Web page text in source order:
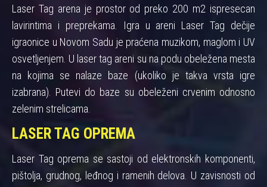
Laser Tag arena je prostor od preko 200 m2 ispresecan
lavirintima i preprekama. Igra u areni Laser Tag dečije
igraonice u Novom Sadu je praćena muzikom, maglom i UV
osvetljenjem. U laser tag areni su na podu obeležena mesta
na kojima se nalaze baze (ukoliko je takva vrsta igre
izabrana). Putevi do baze su obeleženi crvenim odnosno
zelenim strelicama.
LASER TAG OPREMA
Laser Tag oprema se sastoji od elektronskih komponenti,
pištolja, grudnog, leđnog i ramenih delova. U zavisnosti od